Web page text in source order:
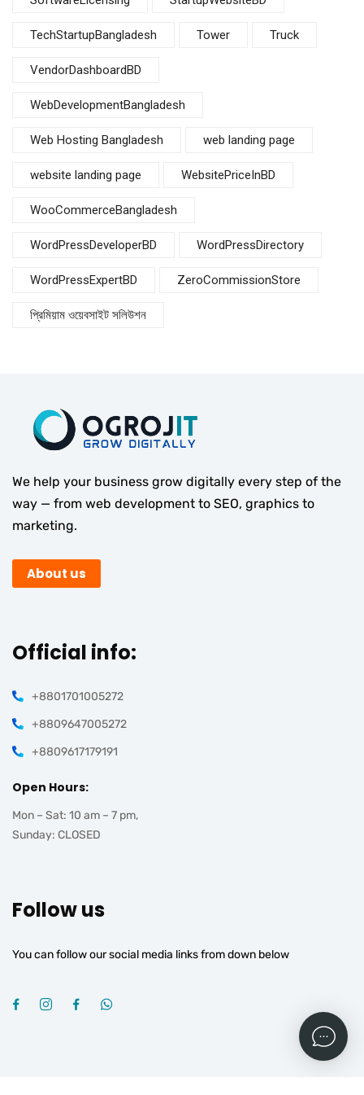
TechStartupBangladesh Tower Truck
VendorDashboardBD
WebDevelopmentBangladesh
Web Hosting Bangladesh web landing page
website landing page WebsitePriceInBD
WooCommerceBangladesh
WordPressDeveloperBD WordPressDirectory
WordPressExpertBD ZeroCommissionStore
প্রিমিয়াম ওয়েবসাইট সলিউশন
We help your business grow digitally every step of the
way — from web development to SEO, graphics to
marketing.
About us
Official info:
+8801701005272
+8809647005272
+8809617179191
Open Hours:
Mon – Sat: 10 am – 7 pm,
Sunday: CLOSED
Follow us
You can follow our social media links from down below